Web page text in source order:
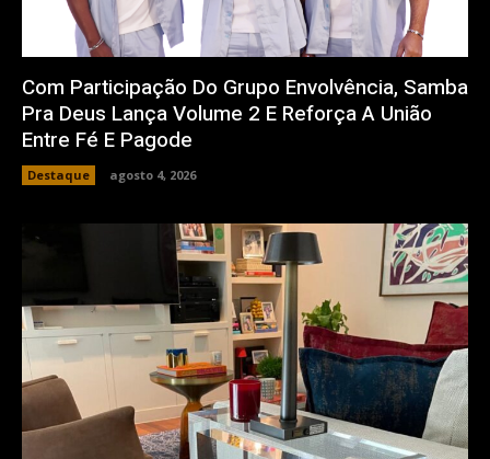
Com Participação Do Grupo Envolvência, Samba
Pra Deus Lança Volume 2 E Reforça A União
Entre Fé E Pagode
Destaque agosto 4, 2026